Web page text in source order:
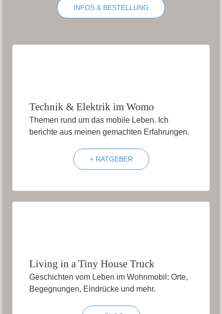
INFOS & BESTELLUNG
Technik & Elektrik im Womo
Themen rund um das mobile Leben. Ich
berichte aus meinen gemachten Erfahrungen.
+ RATGEBER
Living in a Tiny House Truck
Geschichten vom Leben im Wohnmobil: Orte,
Begegnungen, Eindrücke und mehr.